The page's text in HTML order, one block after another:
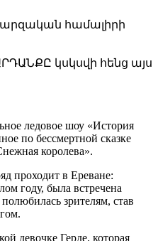
համալիրի
կսկսվի հենց այս
ледовое шоу «История
по бессмертной сказке
королева».
проходит в Ереване:
году, была встречена
зрителям, став
девочке Герде, которая